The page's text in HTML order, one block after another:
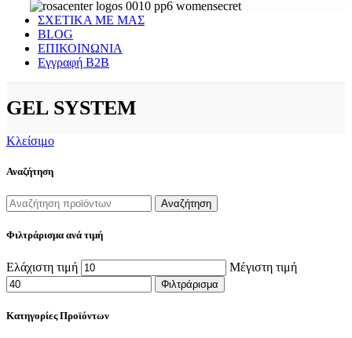
ΣΧΕΤΙΚΑ ΜΕ ΜΑΣ
BLOG
ΕΠΙΚΟΙΝΩΝΙΑ
Εγγραφή Β2Β
GEL SYSTEM
Κλείσιμο
Αναζήτηση
Αναζήτηση
Φιλτράρισμα ανά τιμή
Ελάχιστη τιμή Μέγιστη τιμή
Φιλτράρισμα
Κατηγορίες Προϊόντων